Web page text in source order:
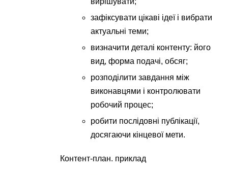
зафіксувати цікаві ідеї і вибрати
актуальні теми;
визначити деталі контенту: його
вид, форма подачі, обсяг;
розподілити завдання між
виконавцями і контролювати
робочий процес;
робити послідовні публікації,
досягаючи кінцевої мети.
Контент-план. приклад